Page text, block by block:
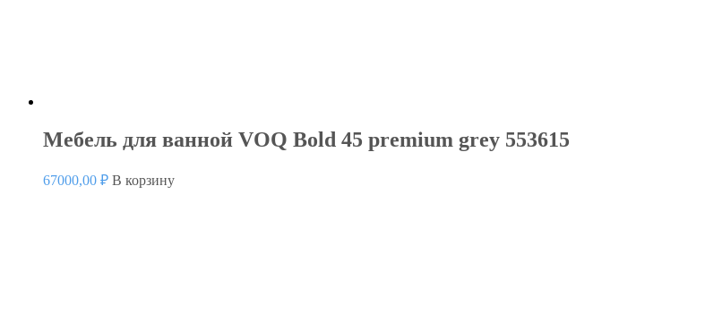
Мебель для ванной VOQ Bold 45 premium grey 553615
67000,00 ₽ В корзину